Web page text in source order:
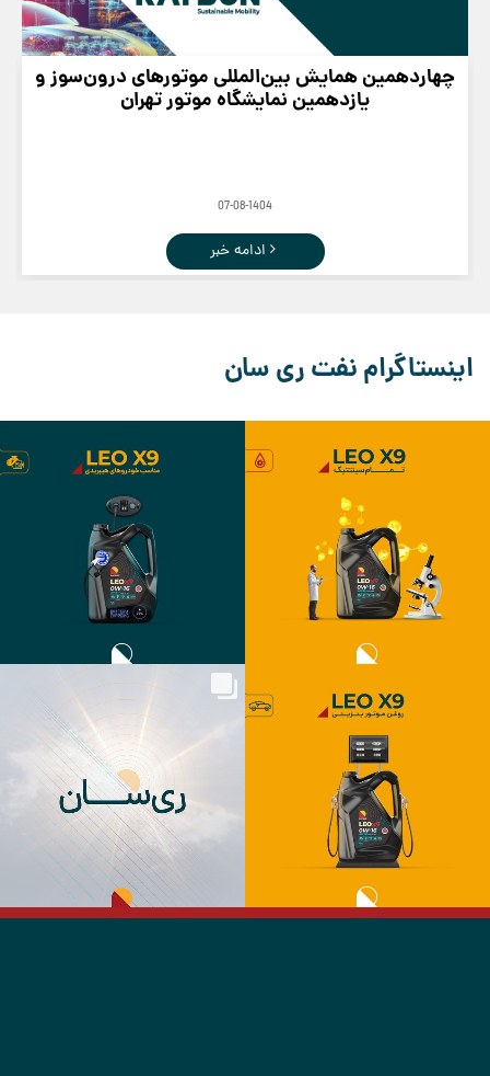
چهاردهمین همایش بین‌المللی موتورهای درون‌سوز و
یازدهمین نمایشگاه موتور تهران
07-08-1404
ادامه خبر
اینستاگرام نفت ری سان